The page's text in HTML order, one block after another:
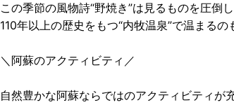
この季節の風物詩“野焼き”は見るものを圧倒
110年以上の歴史をもつ“内牧温泉”で温まるの
＼阿蘇のアクティビティ／
自然豊かな阿蘇ならではのアクティビティが